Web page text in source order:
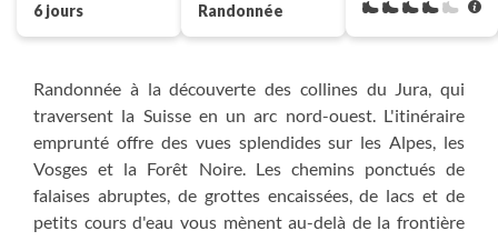
Randonnée à la découverte des collines du Jura, qui
traversent la Suisse en un arc nord-ouest. L'itinéraire
emprunté offre des vues splendides sur les Alpes, les
Vosges et la Forêt Noire. Les chemins ponctués de
falaises abruptes, de grottes encaissées, de lacs et de
petits cours d'eau vous mènent au-delà de la frontière
6 jours Randonnée